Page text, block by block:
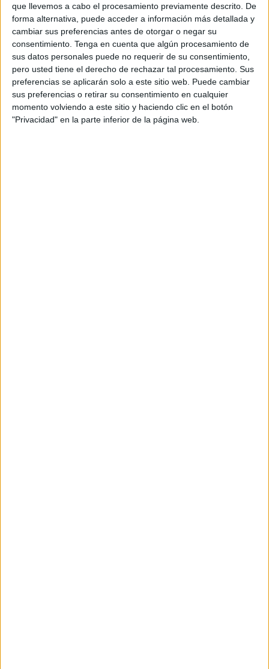
que llevemos a cabo el procesamiento previamente descrito. De
forma alternativa, puede acceder a información más detallada y
cambiar sus preferencias antes de otorgar o negar su
consentimiento. Tenga en cuenta que algún procesamiento de
sus datos personales puede no requerir de su consentimiento,
pero usted tiene el derecho de rechazar tal procesamiento. Sus
preferencias se aplicarán solo a este sitio web. Puede cambiar
sus preferencias o retirar su consentimiento en cualquier
momento volviendo a este sitio y haciendo clic en el botón
"Privacidad" en la parte inferior de la página web.
Ocurre este caso ya con las medidas decretadas por el
Gobierno de la Nación, queha instaurado el estado de
alarma en España desde este mismo domingo: se
limitan desplazamientos (solo para trabajar, compras de
primera necesidad o sacar dinero del banco), se cierran
comercios (salvo de alimentos básicos) y se moviliza a
todas las Fuerzas y Cuerpos de Seguridad, incluido el
Ejército.